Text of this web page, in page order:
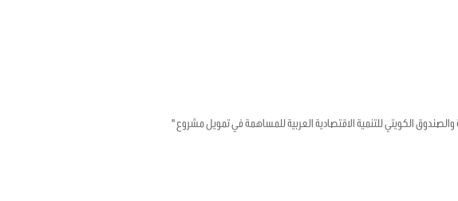
بتاريخ 25 ديسمبر 2018 بين الجمهورية التونسية والصندوق الكويتي للتنمية الاقتصادية العربية للمساهمة في تمويل مشروع "